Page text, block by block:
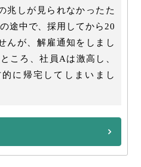
兆しが見られなかったた
途中で、採用してから20
んが、解雇通知をしまし
ころ、社員Aは激高し、
に帰宅してしまいまし